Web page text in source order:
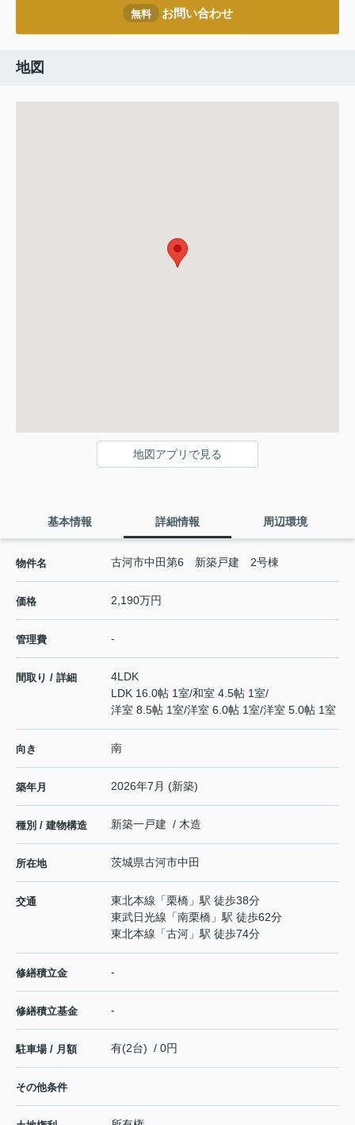
無料 お問い合わせ
地図
地図アプリで見る
基本情報 詳細情報 周辺環境
物件名 古河市中田第6 新築戸建 2号棟
価格 2,190万円
管理費 -
間取り / 詳細
4LDK
LDK 16.0帖 1室/和室 4.5帖 1室/
洋室 8.5帖 1室/洋室 6.0帖 1室/洋室 5.0帖 1室
向き 南
築年月 2026年7月 (新築)
種別 / 建物構造 新築一戸建 / 木造
所在地 茨城県古河市中田
交通 東北本線 「栗橋 」駅 徒歩38分
東武日光線 「南栗橋 」駅 徒歩62分
東北本線 「古河 」駅 徒歩74分
修繕積立金 -
修繕積立基金 -
駐車場 / 月額 有(2台) / 0円
その他条件